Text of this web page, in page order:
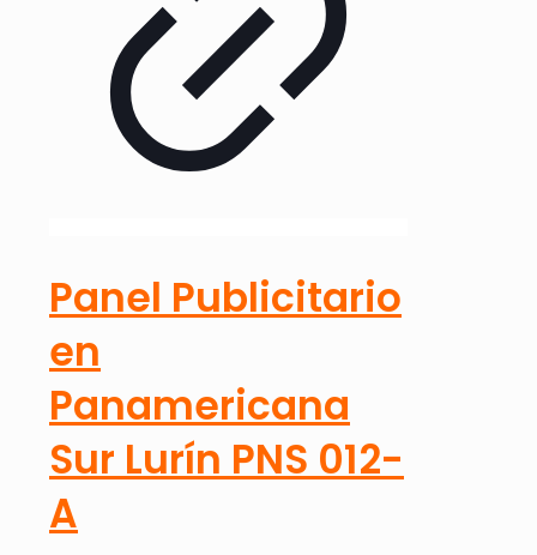
Panel Publicitario
en
Panamericana
Sur Lurín PNS 012-
A